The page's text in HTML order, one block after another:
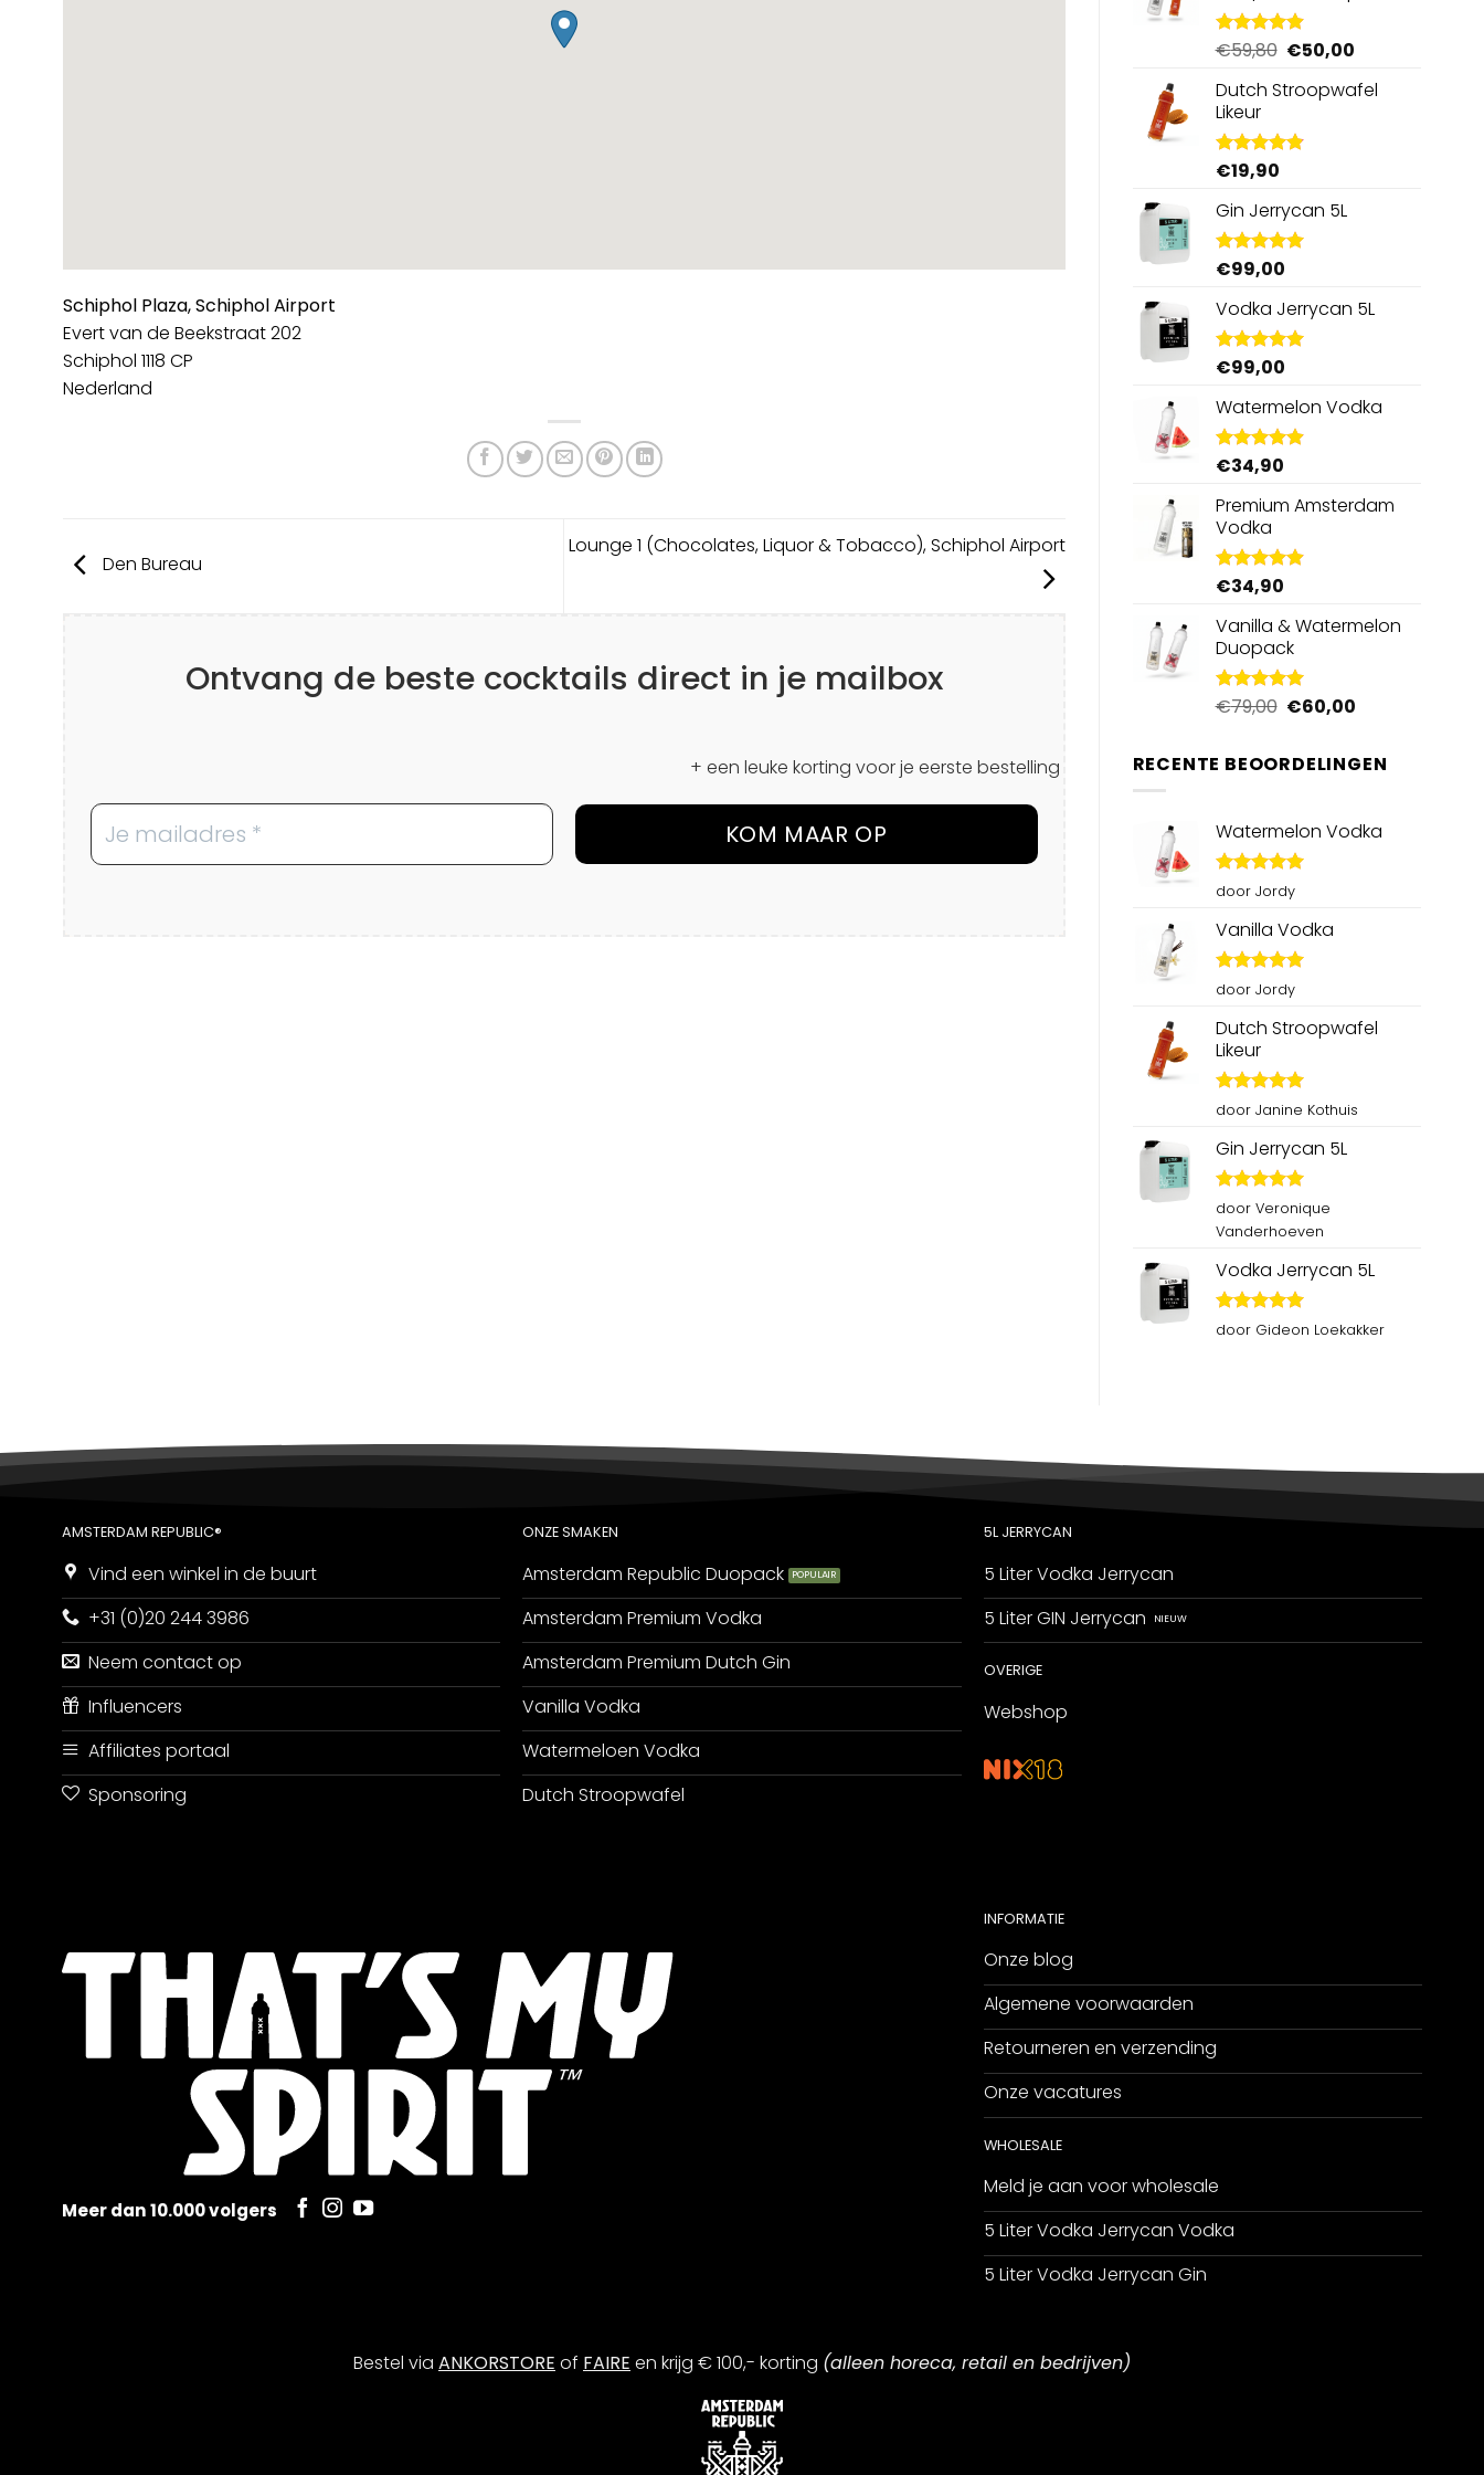
Schiphol Plaza, Schiphol Airport
Evert van de Beekstraat 202
Schiphol 1118 CP
Nederland
Den Bureau
Lounge 1 (Chocolates, Liquor & Tobacco), Schiphol Airport
Ontvang de beste cocktails direct in je mailbox
+ een leuke korting voor je eerste bestelling
Gewaardeerd
uit 5
€59,80 Oorspronkelijke
was:
€50,00
is:
Dutch Stroopwafel
Likeur
Gewaardeerd
uit 5
€19,90
Gin Jerrycan 5L
Gewaardeerd
uit 5
€99,00
Vodka Jerrycan 5L
Gewaardeerd
uit 5
€99,00
Watermelon Vodka
Gewaardeerd
uit 5
€34,90
Premium Amsterdam
Vodka
Gewaardeerd
uit 5
€34,90
Vanilla & Watermelon
Duopack
Gewaardeerd
uit 5
€79,00 Oorspronkelijke
€79,00.
€60,00
€60,00.
RECENTE BEOORDELINGEN
Watermelon Vodka
Gewaardeerd
door Jordy
Vanilla Vodka
Gewaardeerd
door Jordy
Dutch Stroopwafel
Likeur
Gewaardeerd
door Janine Kothuis
Gin Jerrycan 5L
Gewaardeerd
door Veronique
Vanderhoeven
Vodka Jerrycan 5L
Gewaardeerd
door Gideon Loekakker
AMSTERDAM REPUBLIC®
Vind een winkel in de buurt
+31 (0)20 244 3986
Neem contact op
Influencers
Affiliates portaal
Sponsoring
ONZE SMAKEN
Amsterdam Republic Duopack
Amsterdam Premium Vodka
Amsterdam Premium Dutch Gin
Vanilla Vodka
Watermeloen Vodka
Dutch Stroopwafel
5L JERRYCAN
5 Liter Vodka Jerrycan
5 Liter GIN Jerrycan
OVERIGE
Webshop
Meer dan 10.000 volgers
INFORMATIE
Onze blog
Algemene voorwaarden
Retourneren en verzending
Onze vacatures
WHOLESALE
Meld je aan voor wholesale
5 Liter Vodka Jerrycan Vodka
5 Liter Vodka Jerrycan Gin
Bestel via ANKORSTORE of FAIRE en krijg € 100,- korting (alleen horeca, retail en bedrijven)